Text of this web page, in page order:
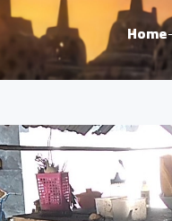
Home